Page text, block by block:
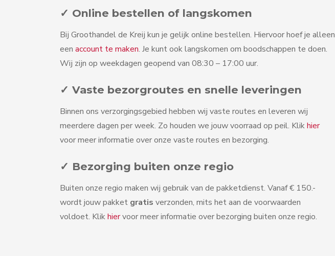
✓ Online bestellen of langskomen
Bij Groothandel de Kreij kun je gelijk online bestellen. Hiervoor hoef je alleen
een account te maken. Je kunt ook langskomen om boodschappen te doen.
Wij zijn op weekdagen geopend van 08:30 – 17:00 uur.
✓ Vaste bezorgroutes en snelle leveringen
Binnen ons verzorgingsgebied hebben wij vaste routes en leveren wij
meerdere dagen per week. Zo houden we jouw voorraad op peil. Klikhier
voor meer informatie over onze vaste routes en bezorging.
✓ Bezorging buiten onze regio
Buiten onze regio maken wij gebruik van de pakketdienst. Vanaf € 150.-
wordt jouw pakket gratis verzonden, mits het aan de voorwaarden
voldoet. Klikhiervoor meer informatie over bezorging buiten onze regio.